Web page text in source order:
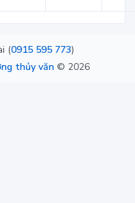
(0915 595 773)
thủy văn © 2026